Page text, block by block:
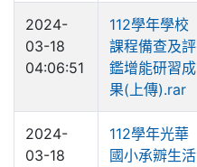
2024-
03-18
04:06:51
112學年學校
課程備查及評
鑑增能研習成
果(上傳).rar
2024-
03-18
112學年光華
國小承辧生活